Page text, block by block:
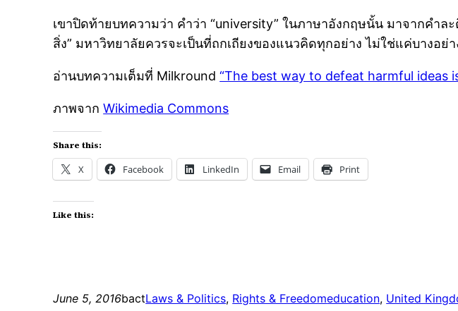
เขาปิดท้ายบทความว่า คำว่า “university” ในภาษาอังกฤษนั้น มาจากคำ
สิ่ง” มหาวิทยาลัยควรจะเป็นที่ถกเถียงของแนวคิดทุกอย่าง ไม่ใช่แค่บางอย่า
อ่านบทความเต็มที่ Milkround“The best way to defeat harmful ideas
ภาพจากWikimedia Commons
Share this:
X Facebook LinkedIn Email Print
Like this:
June 5, 2016bactLaws & Politics, Rights & Freedomeducation, United